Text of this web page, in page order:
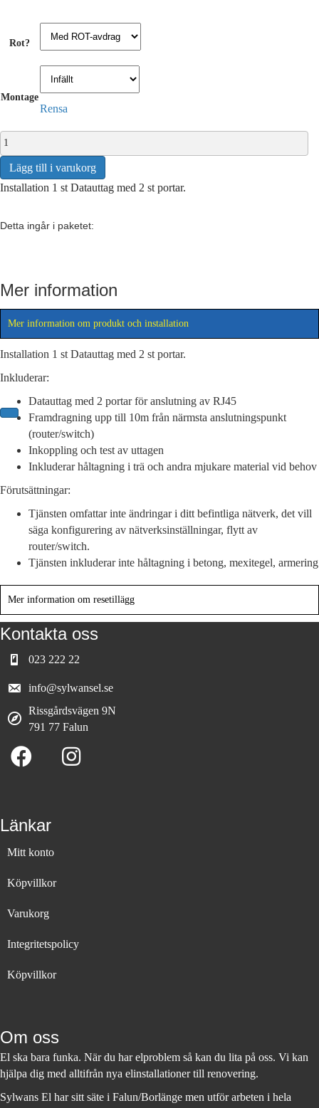
Rot?
Montage
Rensa
n
t
a
l
n
D
t
a
t
a
.
n
g
Lägg till i varukorg
Installation 1 st Datauttag med 2 st portar.
Detta ingår i paketet:
Mer information
Mer information om produkt och installation
Installation 1 st Datauttag med 2 st portar.
Inkluderar:
Datauttag med 2 portar för anslutning av RJ45
Framdragning upp till 10m från närmsta anslutningspunkt
(router/switch)
Inkoppling och test av uttagen
Inkluderar håltagning i trä och andra mjukare material vid behov
Förutsättningar:
Tjänsten omfattar inte ändringar i ditt befintliga nätverk, det vill
säga konfigurering av nätverksinställningar, flytt av
router/switch.
Tjänsten inkluderar inte håltagning i betong, mexitegel, armering
Mer information om resetillägg
Kontakta oss
023 222 22
info@sylwansel.se
Rissgårdsvägen 9N
791 77 Falun
Länkar
Mitt konto
Köpvillkor
Varukorg
Integritetspolicy
Köpvillkor
Om oss
El ska bara funka. När du har elproblem så kan du lita på oss. Vi kan
hjälpa dig med alltifrån nya elinstallationer till renovering.
Sylwans El har sitt säte i Falun/Borlänge men utför arbeten i hela